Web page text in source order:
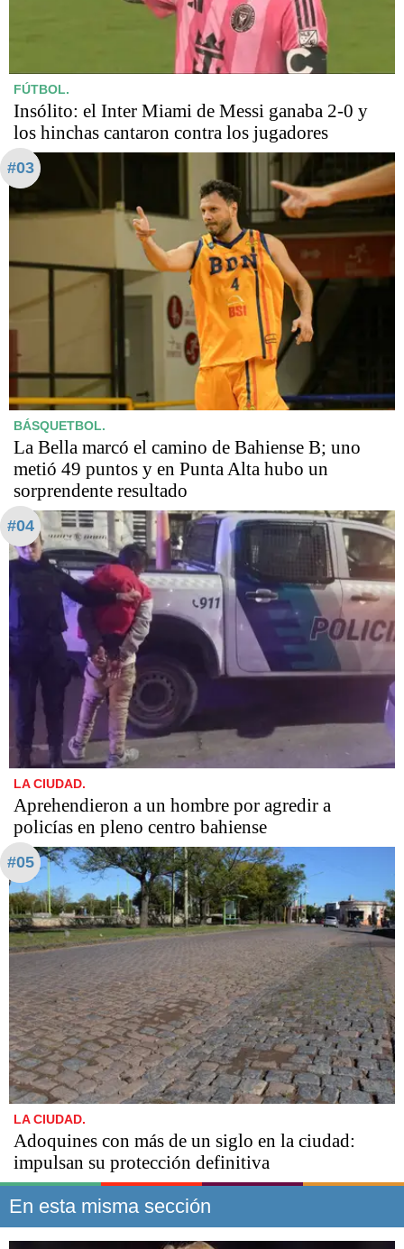
FÚTBOL.
Insólito: el Inter Miami de Messi ganaba 2-0 y
los hinchas cantaron contra los jugadores
#03
BÁSQUETBOL.
La Bella marcó el camino de Bahiense B; uno
metió 49 puntos y en Punta Alta hubo un
sorprendente resultado
#04
LA CIUDAD.
Aprehendieron a un hombre por agredir a
policías en pleno centro bahiense
#05
LA CIUDAD.
Adoquines con más de un siglo en la ciudad:
impulsan su protección definitiva
En esta misma sección